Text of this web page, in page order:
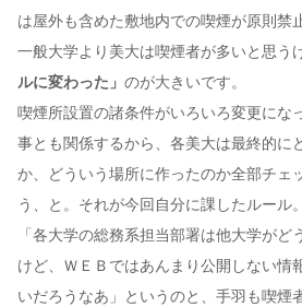
は屋外も含めた敷地内での喫煙が原則禁
一般大学より美大は喫煙者が多いと思う
ルに変わった」 のが大きいです。
喫煙所設置の諸条件がいろいろ変更にな
事とも関係するから、各美大は最終的に
か、どういう場所に作ったのか全部チェ
う、と。それが今回自分に課したルール。
「各大学の総務系担当部署は他大学がど
けど、ＷＥＢではあんまり公開しない情
いだろうなあ」というのと、手羽も喫煙